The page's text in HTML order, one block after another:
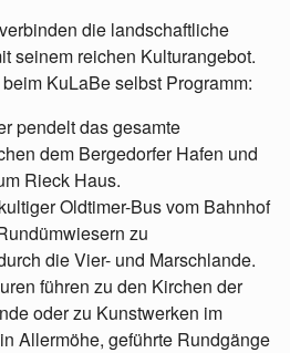
die landschaftliche
seinem reichen Kulturangebot.
KuLaBe selbst Programm:
pendelt das gesamte
dem Bergedorfer Hafen und
Rieck Haus.
Oldtimer-Bus vom Bahnhof
zu
die Vier- und Marschlande.
führen zu den Kirchen der
oder zu Kunstwerken im
Allermöhe, geführte Rundgänge